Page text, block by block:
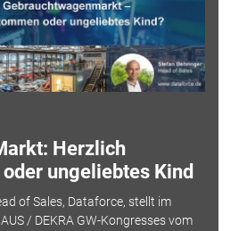
Herzlich
ungeliebtes Kind
of Sales, Dataforce, stellt im
/ DEKRA GW-Kongresses vom